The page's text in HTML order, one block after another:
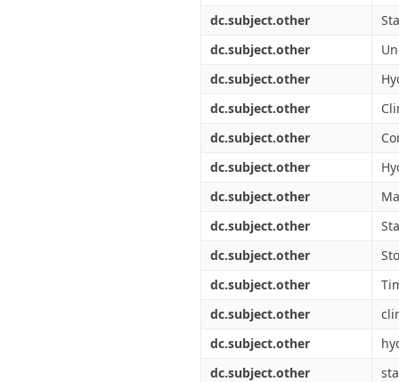
dc.subject.other
dc.subject.other
dc.subject.other
dc.subject.other
dc.subject.other
dc.subject.other
dc.subject.other
dc.subject.other
dc.subject.other
dc.subject.other
dc.subject.other
dc.subject.other
dc.subject.other